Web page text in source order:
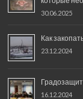
30.06.2025
Как
23.12.2024
16.12.2024